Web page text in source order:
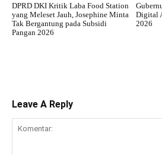
DPRD DKI Kritik Laba Food Station
yang Meleset Jauh, Josephine Minta
Tak Bergantung pada Subsidi
Pangan 2026
Digital
2026
Leave A Reply